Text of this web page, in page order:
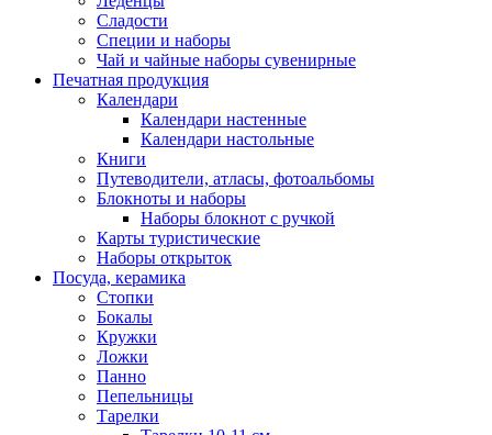
Сладости
Специи и наборы
Чай и чайные наборы сувенирные
Печатная продукция
Календари
Календари настенные
Календари настольные
Книги
Путеводители, атласы, фотоальбомы
Блокноты и наборы
Наборы блокнот с ручкой
Карты туристические
Наборы открыток
Посуда, керамика
Стопки
Бокалы
Кружки
Ложки
Панно
Пепельницы
Тарелки